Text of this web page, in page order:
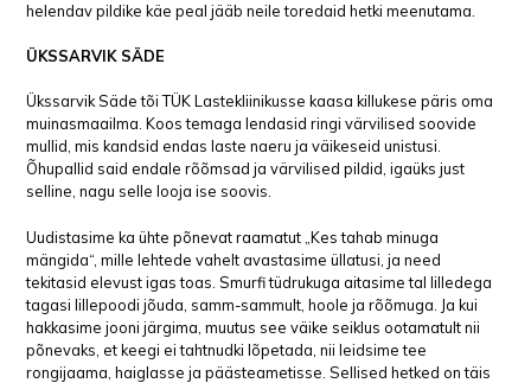
helendav pildike käe peal jääb neile toredaid hetki meenutama.
ÜKSSARVIK SÄDE
Ükssarvik Säde tõi TÜK Lastekliinikusse kaasa killukese päris oma
muinasmaailma. Koos temaga lendasid ringi värvilised soovide
mullid, mis kandsid endas laste naeru ja väikeseid unistusi.
Õhupallid said endale rõõmsad ja värvilised pildid, igaüks just
selline, nagu selle looja ise soovis.
Uudistasime ka ühte põnevat raamatut „Kes tahab minuga
mängida“, mille lehtede vahelt avastasime üllatusi, ja need
tekitasid elevust igas toas. Smurfi tüdrukuga aitasime tal lilledega
tagasi lillepoodi jõuda, samm-sammult, hoole ja rõõmuga. Ja kui
hakkasime jooni järgima, muutus see väike seiklus ootamatult nii
põnevaks, et keegi ei tahtnudki lõpetada, nii leidsime tee
rongijaama, haiglasse ja päästeametisse. Sellised hetked on täis